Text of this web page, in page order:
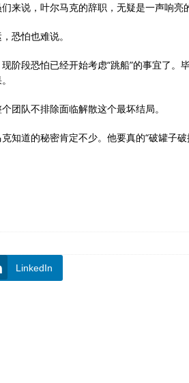
来说，叶尔马克的辞职，无疑是一声响亮
恐怕也难说。
阶段恐怕已经开始考虑“跳船”的事宜了。
团队不排除面临解散这个最坏结局。
知道的秘密肯定不少。他要真的“破罐子破
LinkedIn